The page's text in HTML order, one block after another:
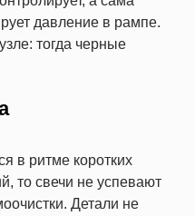
давление в рампе.
тогда черные
в ритме коротких
то свечи не успевают
Детали не